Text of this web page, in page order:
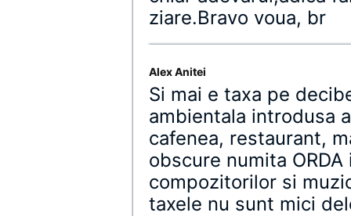
ziare.Bravo voua, br
Alex Anitei
Si mai e taxa pe
ambientala introdusa
cafenea, restaurant,
obscure numita
compozitorilor si
taxele nu sunt mici